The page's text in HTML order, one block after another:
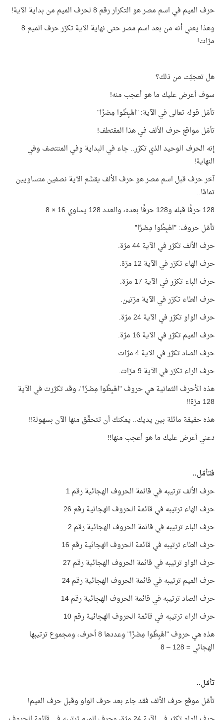
حرف الميم في اسم مصر هو التكرار رقم 8 لحرف الميم من بداية الآية!
وهذا يعني أنه من بعد اسم مصر حتى نهاية الآية تكرّر حرف الميم 8
مرّات!
هل تعجبَّت من ذلك؟
سوف أعرض عليك ما هو أعجب منه!
تأمّل قوله تعالى في الآية: "اهْبِطُوا مِصْرًا"
تأمّل مواقع حرف الألف في هذا المقتطف!
إنه الحرف الوحيد الذي تكرّر.. جاء في البداية وفي المنتصف وفي
النهاية!
آخر حرف قبل اسم مصر هو حرف الألف يقسِّم الآية نصفين متساويين
تمامًا..
128 حرفًا قبله و128 حرفًا بعده، والعدد 128 يساوي 16 × 8
تأمّل حروف: "اهْبِطُوا مِصْرًا"
حرف الألف تكرّر في الآية 44 مرّة.
حرف الهاء تكرّر في الآية 12 مرّة.
حرف الباء تكرّر في الآية 17 مرّة.
حرف الطاء تكرّر في الآية مرّتين.
حرف الواو تكرّر في الآية 24 مرّة.
حرف الميم تكرّر في الآية 16 مرّة.
حرف الصاد تكرّر في الآية 4 مرّات.
حرف الراء تكرّر في الآية 9 مرّات.
هذه الأحرف الثمانية هي حروف "اهْبِطُوا مِصْرًا"، وقد تكرّرت في الآية
128 مرّة!!
هذه حقيقة ماثلة بين يديك.. يمكنك أن تتحقَّق منها الآن بسهولة!!
دعني أعرض عليك ما هو أعجب منها!!
فتأمّل..
حرف الألف ترتيبه في قائمة الحروف الهجائية رقم 1
حرف الهاء ترتيبه في قائمة الحروف الهجائية رقم 26
حرف الباء ترتيبه في قائمة الحروف الهجائية رقم 2
حرف الطاء ترتيبه في قائمة الحروف الهجائية رقم 16
حرف الواو ترتيبه في قائمة الحروف الهجائية رقم 27
حرف الميم ترتيبه في قائمة الحروف الهجائية رقم 24
حرف الصاد ترتيبه في قائمة الحروف الهجائية رقم 14
حرف الراء ترتيبه في قائمة الحروف الهجائية رقم 10
هذه هي حروف "اهْبِطُوا مِصْرًا" وعددها 8 أحرف، ومجموع ترتيبها
الهجائي = 128 – 8
تأمّل..
تأمّل موقع حرف الألف فقد جاء بعد حرف الواو وقبل حرف الميم!